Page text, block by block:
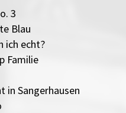
3
Blau
ich echt?
Familie
in Sangerhausen